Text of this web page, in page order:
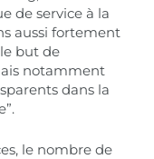
de service à la
aussi fortement
but de
notamment
dans la
le nombre de